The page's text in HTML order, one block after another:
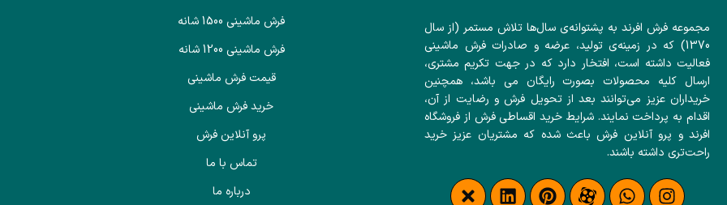
مجموعه فرش افرند به پشتوانه‌ی سال‌ها تلاش مستمر (از سال
1370) که در زمینه‌ی تولید، عرضه و صادرات فرش ماشینی
فعالیت داشته است، افتخار دارد که در جهت تکریم مشتری،
ارسال کلیه محصولات بصورت رایگان می باشد، همچنین
خریداران عزیز می‌توانند بعد از تحویل فرش و رضایت از آن،
اقدام به پرداخت نمایند. شرایط خرید اقساطی فرش از فروشگاه
افرند و پرو آنلاین فرش باعث شده که مشتریان عزیز خرید
راحت‌تری داشته باشند.
فرش ماشینی 1500 شانه
فرش ماشینی 1200 شانه
قیمت فرش ماشینی
خرید فرش ماشینی
پرو آنلاین فرش
تماس با ما
درباره ما